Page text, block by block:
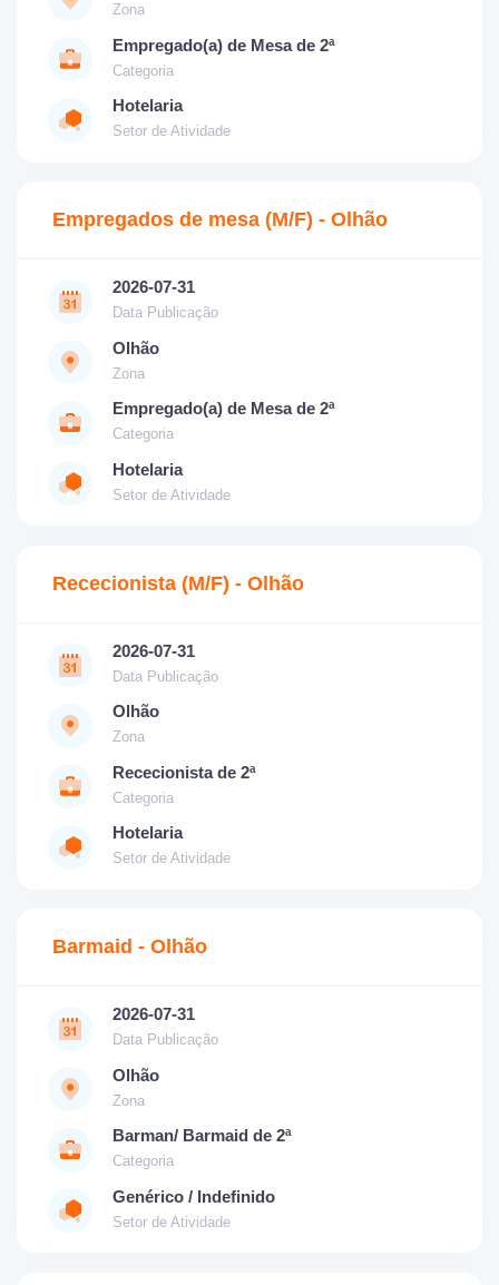
Zona
Empregado(a) de Mesa de 2ª
Categoria
Hotelaria
Setor de Atividade
Empregados de mesa (M/F) - Olhão
2026-07-31
Data Publicação
Olhão
Zona
Empregado(a) de Mesa de 2ª
Categoria
Hotelaria
Setor de Atividade
Rececionista (M/F) - Olhão
2026-07-31
Data Publicação
Olhão
Zona
Rececionista de 2ª
Categoria
Hotelaria
Setor de Atividade
Barmaid - Olhão
2026-07-31
Data Publicação
Olhão
Zona
Barman/ Barmaid de 2ª
Categoria
Genérico / Indefinido
Setor de Atividade